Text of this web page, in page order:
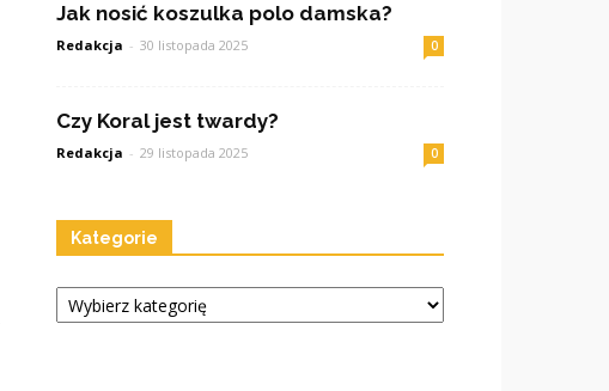
Jak nosić koszulka polo damska?
Redakcja - 30 listopada 2025 0
Czy Koral jest twardy?
Redakcja - 29 listopada 2025 0
Kategorie
Kategorie